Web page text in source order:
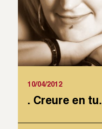
10/04/2012
. Creure en tu.